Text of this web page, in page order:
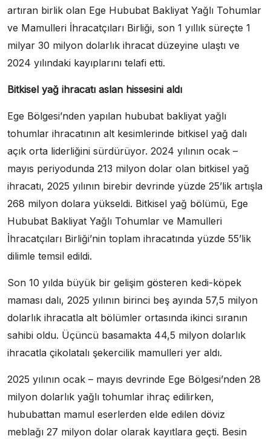
artıran birlik olan Ege Hububat Bakliyat Yağlı Tohumlar
ve Mamulleri İhracatçıları Birliği, son 1 yıllık süreçte 1
milyar 30 milyon dolarlık ihracat düzeyine ulaştı ve
2024 yılındaki kayıplarını telafi etti.
Bitkisel yağ ihracatı aslan hissesini aldı
Ege Bölgesi’nden yapılan hububat bakliyat yağlı
tohumlar ihracatının alt kesimlerinde bitkisel yağ dalı
açık orta liderliğini sürdürüyor. 2024 yılının ocak –
mayıs periyodunda 213 milyon dolar olan bitkisel yağ
ihracatı, 2025 yılının birebir devrinde yüzde 25’lik artışla
268 milyon dolara yükseldi. Bitkisel yağ bölümü, Ege
Hububat Bakliyat Yağlı Tohumlar ve Mamulleri
İhracatçıları Birliği’nin toplam ihracatında yüzde 55’lik
dilimle temsil edildi.
Son 10 yılda büyük bir gelişim gösteren kedi-köpek
maması dalı, 2025 yılının birinci beş ayında 57,5 milyon
dolarlık ihracatla alt bölümler ortasında ikinci sıranın
sahibi oldu. Üçüncü basamakta 44,5 milyon dolarlık
ihracatla çikolatalı şekercilik mamulleri yer aldı.
2025 yılının ocak – mayıs devrinde Ege Bölgesi’nden 28
milyon dolarlık yağlı tohumlar ihraç edilirken,
hububattan mamul eserlerden elde edilen döviz
meblağı 27 milyon dolar olarak kayıtlara geçti. Besin